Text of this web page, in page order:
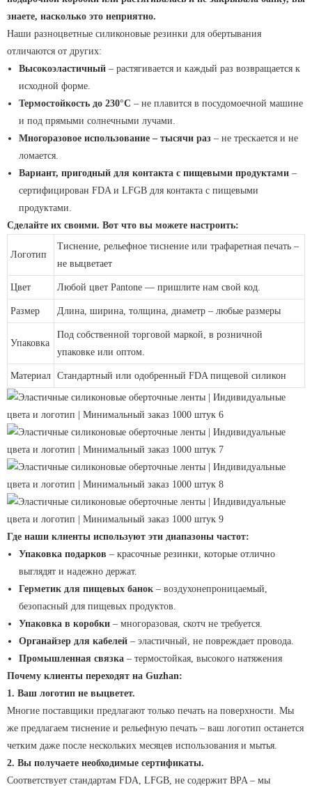
знаете, насколько это неприятно.
Наши разноцветные силиконовые резинки для обертывания
отличаются от других:
Высокоэластичный– растягивается и каждый раз возвращается к
исходной форме.
Термостойкость до 230°C – не плавится в посудомоечной машине
и под прямыми солнечными лучами.
Многоразовое использование – тысячи раз– не трескается и не
ломается.
Вариант, пригодный для контакта с пищевыми продуктами–
сертифицирован FDA и LFGB для контакта с пищевыми
продуктами.
Сделайте их своими. Вот что вы можете настроить:
Логотип
Тиснение, рельефное тиснение или трафаретная печать –
не выцветает
Цвет Любой цвет Pantone — пришлите нам свой код.
Размер Длина, ширина, толщина, диаметр – любые размеры
Упаковка
Под собственной торговой маркой, в розничной
упаковке или оптом.
Материал Стандартный или одобренный FDA пищевой силикон
Где наши клиенты используют эти диапазоны частот:
Упаковка подарков – красочные резинки, которые отлично
выглядят и надежно держат.
Герметик для пищевых банок– воздухонепроницаемый,
безопасный для пищевых продуктов.
Упаковка в коробки– многоразовая, скотч не требуется.
Органайзер для кабелей– эластичный, не повреждает провода.
Промышленная связка– термостойкая, высокого натяжения
Почему клиенты переходят на Guzhan:
1. Ваш логотип не выцветет.
Многие поставщики предлагают только печать на поверхности. Мы
же предлагаем тиснение и рельефную печать – ваш логотип останется
четким даже после нескольких месяцев использования и мытья.
2. Вы получаете необходимые сертификаты.
Соответствует стандартам FDA, LFGB, не содержит BPA – мы